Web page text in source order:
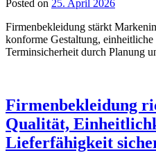
Posted on 25. April 2026
Firmenbekleidung stärkt
konforme Gestaltung,
Terminsicherheit durch Planung
Firmenbekleidung
Qualität,
Lieferfähigkeit